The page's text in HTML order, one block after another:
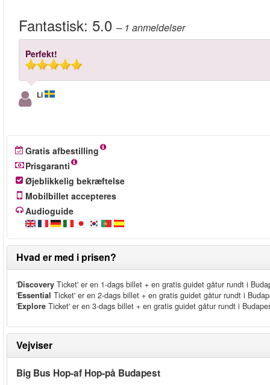
Fantastisk: 5.0 – 1 anmeldelser
Perfekt!
Li
Gratis afbestilling
Prisgaranti
Øjeblikkelig bekræftelse
Mobilbillet accepteres
Audioguide
Hvad er med i prisen?
'Discovery Ticket' er en 1-dags billet + en gratis guidet gåtur rundt i
'Essential Ticket' er en 2-dags billet + en gratis guidet gåtur rundt i
'Explore Ticket' er en 3-dags billet + en gratis guidet gåtur rundt i
Vejviser
Big Bus Hop-af Hop-på Budapest